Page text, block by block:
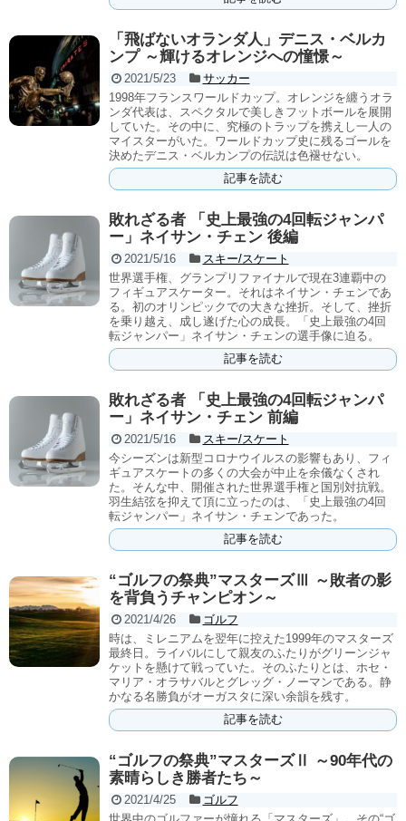
「飛ばないオランダ人」デニス・ベルカ
ンプ ～輝けるオレンジへの憧憬～
2021/5/23
サッカー
1998年フランスワールドカップ。オレンジを纏うオラ
ンダ代表は、スペクタルで美しきフットボールを展開
していた。その中に、究極のトラップを携えし一人の
マイスターがいた。ワールドカップ史に残るゴールを
決めたデニス・ベルカンプの伝説は色褪せない。
記事を読む
敗れざる者 「史上最強の4回転ジャンパ
ー」ネイサン・チェン 後編
2021/5/16
スキー/スケート
世界選手権、グランプリファイナルで現在3連覇中の
フィギュアスケーター。それはネイサン・チェンであ
る。初のオリンピックでの大きな挫折。そして、挫折
を乗り越え、成し遂げた心の成長。「史上最強の4回
転ジャンパー」ネイサン・チェンの選手像に迫る。
記事を読む
敗れざる者 「史上最強の4回転ジャンパ
ー」ネイサン・チェン 前編
2021/5/16
スキー/スケート
今シーズンは新型コロナウイルスの影響もあり、フィ
ギュアスケートの多くの大会が中止を余儀なくされ
た。そんな中、開催された世界選手権と国別対抗戦。
羽生結弦を抑えて頂に立ったのは、「史上最強の4回
転ジャンパー」ネイサン・チェンであった。
記事を読む
“ゴルフの祭典”マスターズⅢ ～敗者の影
を背負うチャンピオン～
2021/4/26
ゴルフ
時は、ミレニアムを翌年に控えた1999年のマスターズ
最終日。ライバルにして親友のふたりがグリーンジャ
ケットを懸けて戦っていた。そのふたりとは、ホセ・
マリア・オラサバルとグレッグ・ノーマンである。静
かなる名勝負がオーガスタに深い余韻を残す。
記事を読む
“ゴルフの祭典”マスターズⅡ ～90年代の
素晴らしき勝者たち～
2021/4/25
ゴルフ